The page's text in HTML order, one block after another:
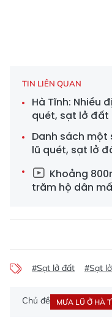
TIN LIÊN QUAN
Hà Tĩnh: Nhiều
quét, sạt lở đất
Danh sách một
lũ quét, sạt lở
Khoảng
trăm hộ dân
#Sạt lở đất #Sạt
Chủ đề MƯA LŨ Ở HÀ